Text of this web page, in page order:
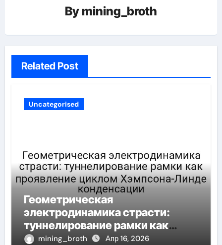
By mining_broth
Related Post
Uncategorised
Геометрическая
электродинамика страсти:
туннелирование рамки как
проявление циклом Хэмпсона-
mining_broth Апр 16, 2026